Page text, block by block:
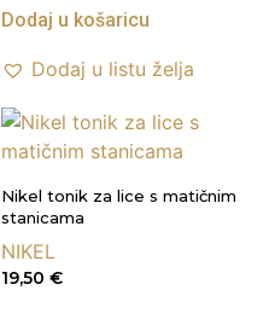
Dodaj u košaricu
Dodaj u listu želja
Nikel tonik za lice s matičnim
stanicama
NIKEL
19,50 €